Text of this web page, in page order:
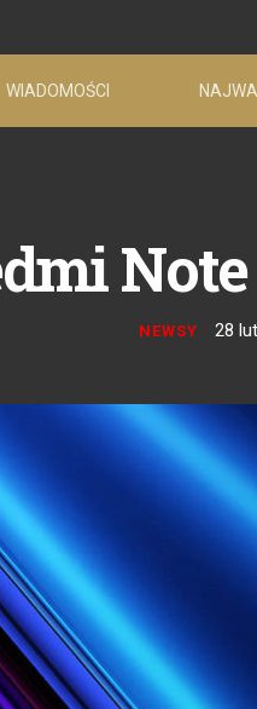
WIADOMOŚCI
NEWSY 28